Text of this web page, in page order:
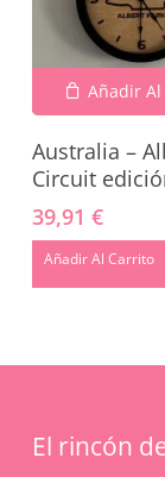
No
Añadir
Australia –
Circuit
39,91 €
Añadir Al Carrito
El rincón